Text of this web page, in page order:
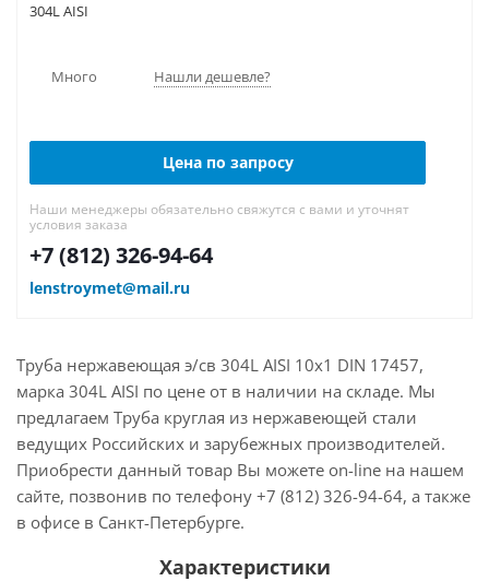
304L AISI
Много Нашли дешевле?
Цена по запросу
Наши менеджеры обязательно свяжутся с вами и уточнят
условия заказа
+7 (812) 326-94-64
lenstroymet@mail.ru
Труба нержавеющая э/св 304L AISI 10х1 DIN 17457,
марка 304L AISI по цене от в наличии на складе. Мы
предлагаем Труба круглая из нержавеющей стали
ведущих Российских и зарубежных производителей.
Приобрести данный товар Вы можете on-line на нашем
сайте, позвонив по телефону +7 (812) 326-94-64, а также
в офисе в Санкт-Петербурге.
Характеристики